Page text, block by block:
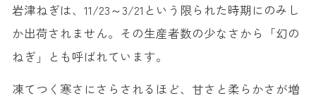
岩津ねぎは、11/23～3/21という限られた時期にのみし
か出荷されません。その生産者数の少なさから「幻の
ねぎ」とも呼ばれています。
凍てつく寒さにさらされるほど、甘さと柔らかさが増